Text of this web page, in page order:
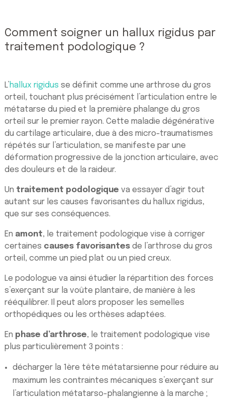
Comment soigner un hallux rigidus par
traitement podologique ?
L’hallux rigidus se définit comme une arthrose du gros
orteil, touchant plus précisément l’articulation entre le
métatarse du pied et la première phalange du gros
orteil sur le premier rayon. Cette maladie dégénérative
du cartilage articulaire, due à des micro-traumatismes
répétés sur l’articulation, se manifeste par une
déformation progressive de la jonction articulaire, avec
des douleurs et de la raideur.
Un traitement podologique va essayer d’agir tout
autant sur les causes favorisantes du hallux rigidus,
que sur ses conséquences.
En amont, le traitement podologique vise à corriger
certaines causes favorisantesde l’arthrose du gros
orteil, comme un pied plat ou un pied creux.
Le podologue va ainsi étudier la répartition des forces
s’exerçant sur la voûte plantaire, de manière à les
rééquilibrer. Il peut alors proposer les semelles
orthopédiques ou les orthèses adaptées.
En phase d’arthrose, le traitement podologique vise
plus particulièrement 3 points :
décharger la 1ère tête métatarsienne pour réduire au
maximum les contraintes mécaniques s’exerçant sur
l’articulation métatarso-phalangienne à la marche ;